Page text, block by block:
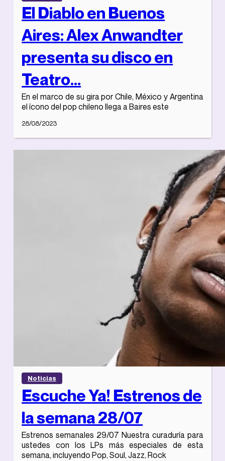
El Diablo en Buenos
Aires: Alex Anwandter
presenta su disco en
Teatro...
En el marco de su gira por Chile, México y Argentina
el ícono del pop chileno llega a Baires este
28/08/2023
Noticias
Escuche Ya! Estrenos de
la semana 28/07
Estrenos semanales 29/07 Nuestra curaduría para
ustedes con los LPs más especiales de esta
semana, incluyendo Pop, Soul, Jazz, Rock